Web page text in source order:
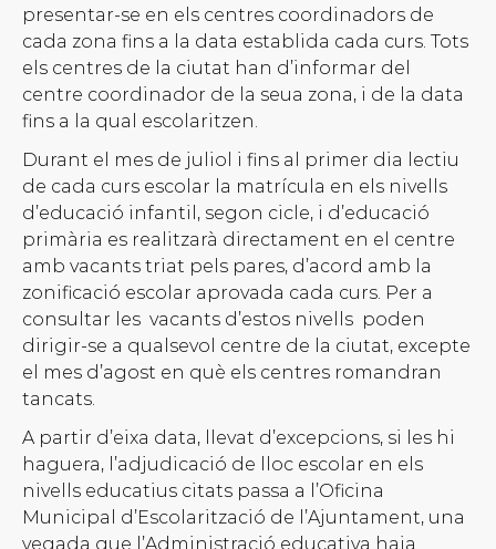
presentar-se en els centres coordinadors de
cada zona fins a la data establida cada curs. Tots
els centres de la ciutat han d’informar del
centre coordinador de la seua zona, i de la data
fins a la qual escolaritzen.
Durant el mes de juliol i fins al primer dia lectiu
de cada curs escolar la matrícula en els nivells
d’educació infantil, segon cicle, i d’educació
primària es realitzarà directament en el centre
amb vacants triat pels pares, d’acord amb la
zonificació escolar aprovada cada curs. Per a
consultar les vacants d’estos nivells poden
dirigir-se a qualsevol centre de la ciutat, excepte
el mes d’agost en què els centres romandran
tancats.
A partir d’eixa data, llevat d’excepcions, si les hi
haguera, l’adjudicació de lloc escolar en els
nivells educatius citats passa a l’Oficina
Municipal d’Escolarització de l’Ajuntament, una
vegada que l’Administració educativa haja